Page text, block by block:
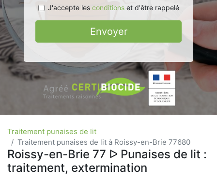
J'accepte les conditionset d'être rappelé
Envoyer
Traitement punaises de lit
Traitement punaises de lit à Roissy-en-Brie 77680
Roissy-en-Brie 77 ᐅ Punaises de lit :
traitement, extermination